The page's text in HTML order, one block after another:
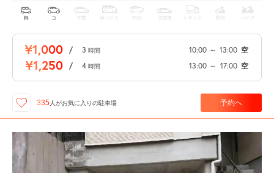
軽 コ 中型 ボックス SUV 大型車 トラック 原付 バイク
¥1,000 / 3 時間 10:00 ～ 13:00 空
¥1,250 / 4 時間 13:00 ～ 17:00 空
335人がお気に入りの駐車場 予約へ